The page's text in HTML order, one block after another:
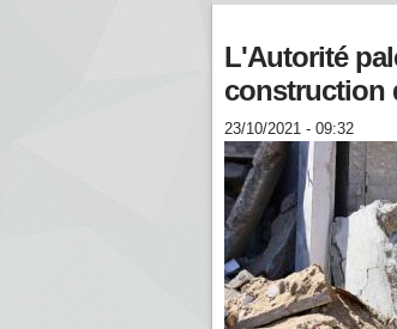
L'Autorité
construction
23/10/2021 - 09:32